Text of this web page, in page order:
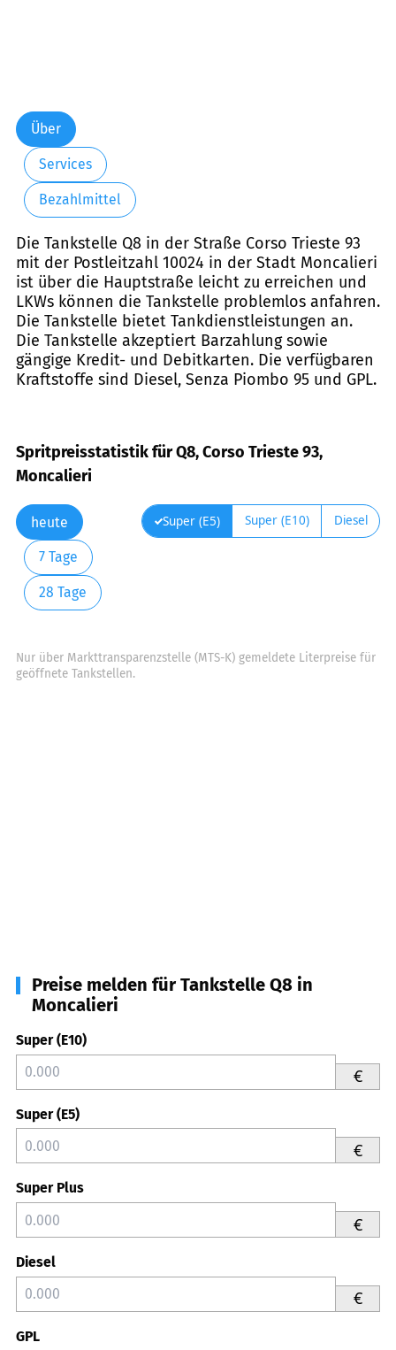
Über
Services
Bezahlmittel
Die Tankstelle Q8 in der Straße Corso Trieste 93
mit der Postleitzahl 10024 in der Stadt Moncalieri
ist über die Hauptstraße leicht zu erreichen und
LKWs können die Tankstelle problemlos anfahren.
Die Tankstelle bietet Tankdienstleistungen an.
Die Tankstelle akzeptiert Barzahlung sowie
gängige Kredit- und Debitkarten. Die verfügbaren
Kraftstoffe sind Diesel, Senza Piombo 95 und GPL.
Spritpreisstatistik für Q8, Corso Trieste 93,
Moncalieri
heute
7 Tage
28 Tage
Super (E5) Super (E10) Diesel
Nur über Markttransparenzstelle (MTS-K) gemeldete Literpreise für
geöffnete Tankstellen.
Preise melden für Tankstelle Q8 in
Moncalieri
Super (E10)
€
Super (E5)
€
Super Plus
€
Diesel
€
GPL